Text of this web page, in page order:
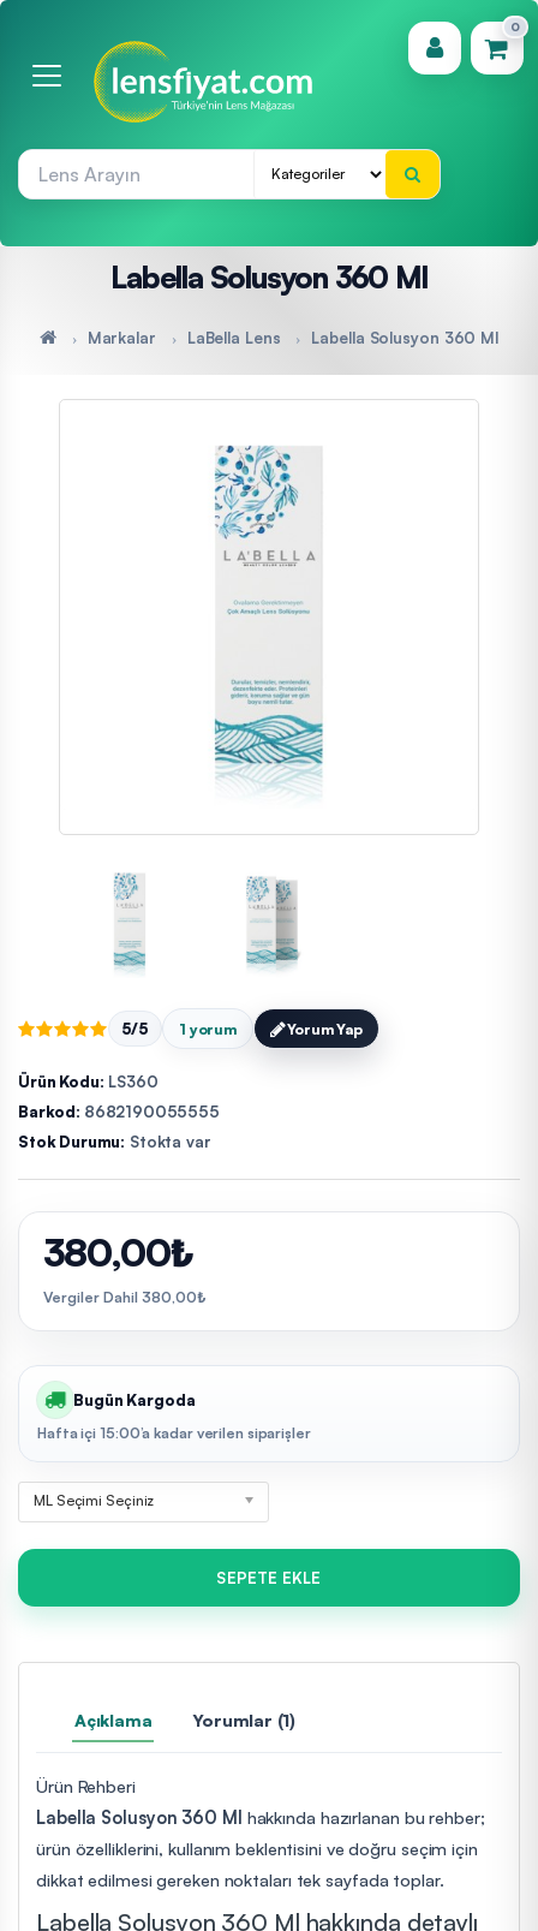
0
(0)
Labella Solusyon 360 Ml
Markalar LaBella Lens Labella Solusyon 360 Ml
5/5 1 yorum Yorum Yap
Ürün Kodu: LS360
Barkod: 8682190055555
Stok Durumu: Stokta var
380,00₺
Vergiler Dahil 380,00₺
Bugün Kargoda
Hafta içi 15:00’a kadar verilen siparişler
ML Seçimi Seçiniz
SEPETE EKLE
Açıklama Yorumlar (1)
Ürün Rehberi
Labella Solusyon 360 Ml hakkında hazırlanan bu rehber;
ürün özelliklerini, kullanım beklentisini ve doğru seçim için
dikkat edilmesi gereken noktaları tek sayfada toplar.
Labella Solusyon 360 Ml hakkında detaylı